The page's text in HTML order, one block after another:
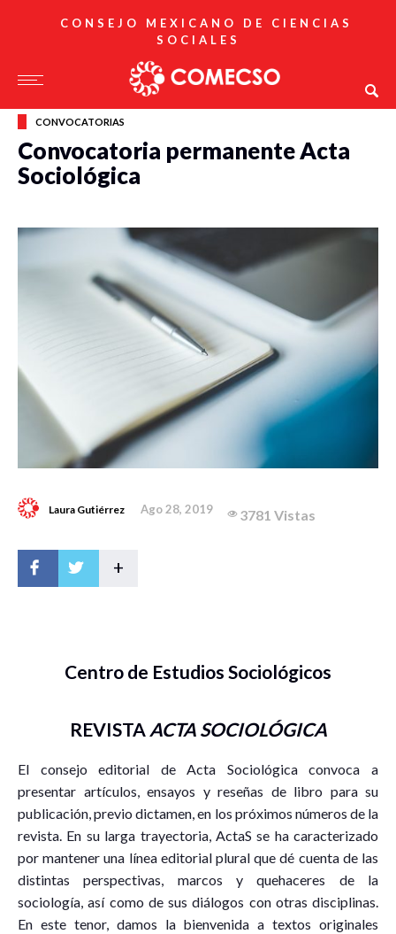
CONSEJO MEXICANO DE CIENCIAS
SOCIALES
CONVOCATORIAS
Convocatoria permanente Acta
Sociológica
Laura Gutiérrez Ago 28, 2019 3781 Vistas
+
Centro de Estudios Sociológicos
REVISTA ACTA SOCIOLÓGICA
El consejo editorial de Acta Sociológica convoca a
presentar artículos, ensayos y reseñas de libro para su
publicación, previo dictamen, en los próximos números de la
revista. En su larga trayectoria, ActaS se ha caracterizado
por mantener una línea editorial plural que dé cuenta de las
distintas perspectivas, marcos y quehaceres de la
sociología, así como de sus diálogos con otras disciplinas.
En este tenor, damos la bienvenida a textos originales